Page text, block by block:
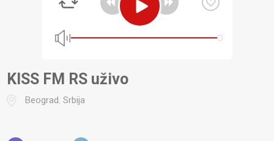
KISS FM RS uživo
Beograd,Srbija